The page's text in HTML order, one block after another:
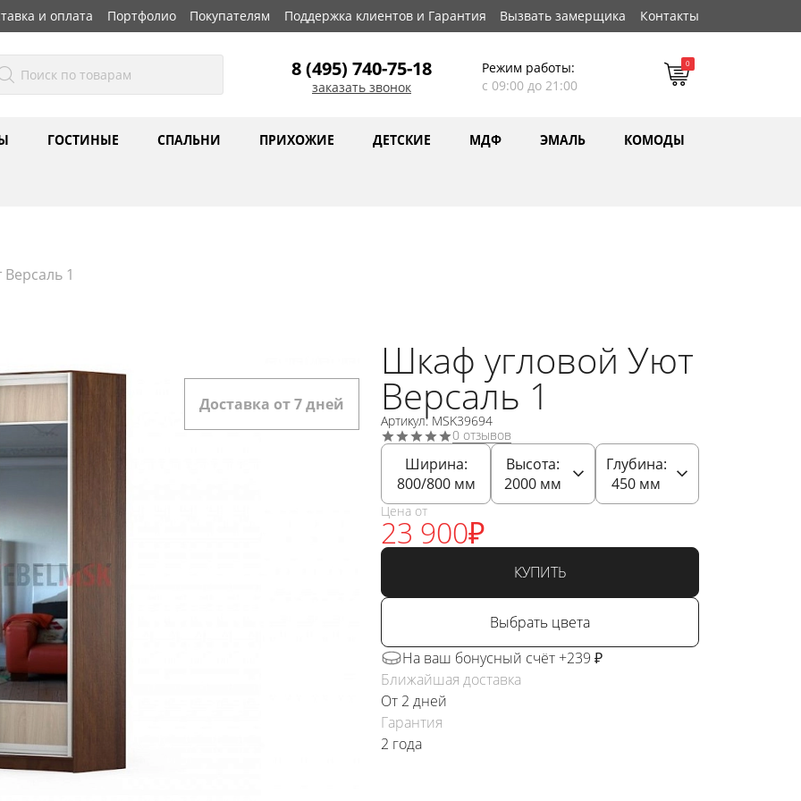
и оплата Портфолио Покупателям Поддержка клиентов и Гарантия Вызвать замерщика Контакты
8 (495) 740-75-18
заказать звонок
Режим работы:
с 09:00 до 21:00
0
ГОСТИНЫЕ СПАЛЬНИ ПРИХОЖИЕ ДЕТСКИЕ МДФ ЭМАЛЬ КОМОДЫ
1
Доставка от 7 дней
Шкаф угловой Уют
Версаль 1
Артикул: MSK39694
0 отзывов
Ширина:
800/800мм
Высота:
2000мм
Глубина:
450 мм
Цена от
23 900₽
КУПИТЬ
Выбрать цвета
На ваш бонусный счёт +239 ₽
Ближайшая доставка
От 2 дней
Гарантия
2 года